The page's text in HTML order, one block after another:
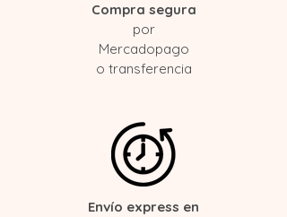
Compra segura
por
Mercadopago
o transferencia
Envío express en